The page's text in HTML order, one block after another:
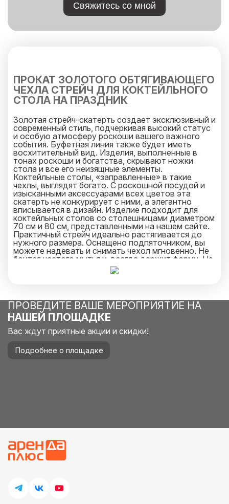
Свяжитесь со мной
ПРОКАТ ЗОЛОТОГО ОБТЯГИВАЮЩЕГО
ЧЕХЛА СТРЕЙЧ ДЛЯ КОКТЕЙЛЬНОГО
СТОЛА НА ПРАЗДНИК
Золотая стрейч-скатерть создает эксклюзивный и
современный стиль, подчеркивая высокий статус
и особую атмосферу роскоши вашего важного
события. Буфетная линия также будет иметь
восхитительный вид. Изделия, выполненные в
тонах роскоши и богатства, скрывают ножки
стола и все его неизящные элементы.
Коктейльные столы, «заправленные» в такие
чехлы, выглядят богато. С роскошной посудой и
изысканными аксессуарами всех цветов эта
скатерть не конкурирует с ними, а элегантно
вписывается в дизайн. Изделие подходит для
коктейльных столов со столешницами диаметром
70 см и 80 см, представленными на нашем сайте.
Практичный стрейч идеально растягивается до
нужного размера. Оснащено подпяточником, вы
можете надевать и снимать чехол мгновенно. Не
боится частого мытья и. всегда держит форму. Не
понадобятся ни утюг, ни пар.
ПРОВЕДИТЕ ВАШЕ МЕРОПРИЯТИЕ НА
НАШЕЙ ПЛОЩАДКЕ
Вас ждут приятные акции и скидки!
Подробнее о площадке